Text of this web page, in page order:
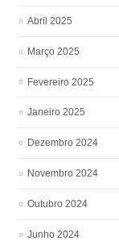
Abril 2025
Março 2025
Fevereiro 2025
Janeiro 2025
Dezembro 2024
Novembro 2024
Outubro 2024
Junho 2024